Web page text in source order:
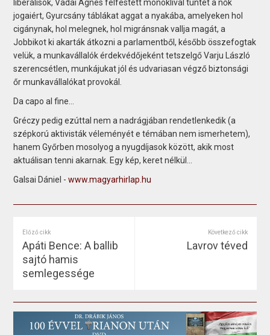
liberálisok, Vadai Ágnes felfestett monoklival tüntet a nők
jogaiért, Gyurcsány táblákat aggat a nyakába, amelyeken hol
cigánynak, hol melegnek, hol migránsnak vallja magát, a
Jobbikot ki akarták átkozni a parlamentből, később összefogtak
velük, a munkavállalók érdekvédőjeként tetszelgő Varju László
szerencsétlen, munkájukat jól és udvariasan végző biztonsági
őr munkavállalókat provokál.
Da capo al fine…
Gréczy pedig ezúttal nem a nadrágjában rendetlenkedik (a
szépkorú aktivisták véleményét e témában nem ismerhetem),
hanem Győrben mosolyog a nyugdíjasok között, akik most
aktuálisan tenni akarnak. Egy kép, keret nélkül…
Galsai Dániel - www.magyarhirlap.hu
Előző cikk
Apáti Bence: A ballib
sajtó hamis
semlegessége
Következő cikk
Lavrov téved